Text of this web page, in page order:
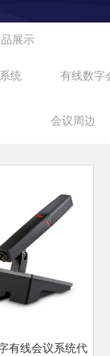
展示
统 有线数字
会议周边
有线会议系统代